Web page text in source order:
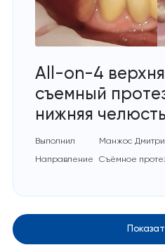
All-on-4
съемный
нижняя челюсть
Выполнил Манжос
Направление Съёмное